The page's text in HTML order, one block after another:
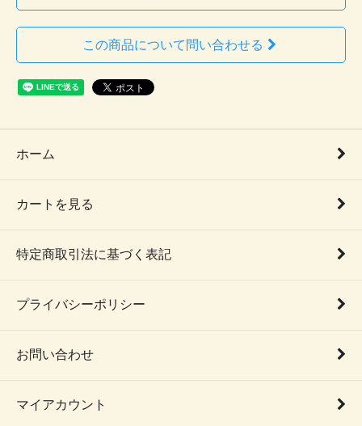
この商品について問い合わせる
ホーム
カートを見る
特定商取引法に基づく表記
プライバシーポリシー
お問い合わせ
マイアカウント